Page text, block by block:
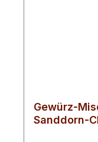
Gewürz-
Sanddorn-